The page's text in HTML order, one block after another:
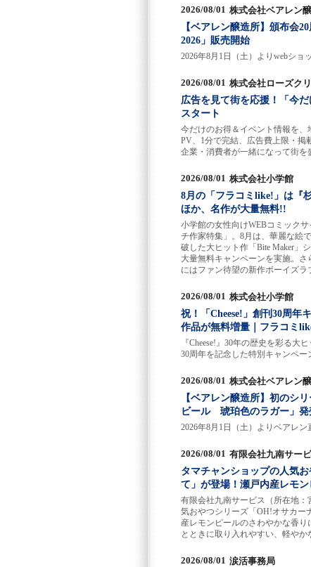
2026/08/01 株式会社ベアレン
【ベアレン醸造所】頒布会
2026」販売開始
2026年8月1日（土）よりwebショ
2026/08/01 株式会社ローズク
広告を見て街を応援！「今
スタート
今だけのお得＆イベント情報を
PV、1分で完結、広告費上限・掲
企業・消費者が一緒になって街を
2026/08/01 株式会社小学館
8月の「フラコミlike!」は『
ほか、名作が大量無料!!
小学館の女性向けWEBコミック
チ作家特集」。8月は、華麗な絵
破した大ヒット作「Bite Maker」
大量無料キャンペーンを実施。さ
にはファン待望の新作ボーイズ
2026/08/01 株式会社小学館
祝！「Cheese!」創刊30周年
作品が無料増量｜フラコミ
『Cheese!』30年の歴史を彩る
30周年を記念した特別キャンペー
2026/08/01 株式会社ベアレン
【ベアレン醸造所】初のシ
ビール 琥珀色のラガー」発
2026年8月1日（土）よりベアレ
2026/08/01 有限会社九南サー
タマチャンショップの人気
て」が登場！瀬戸内産レモ
有限会社九南サービス（所在地
気おやつシリーズ「OH!オサカー
産レモンピールのさわやかな香
とときに取り入れやすい、軽やか
2026/08/01 涙活事務局